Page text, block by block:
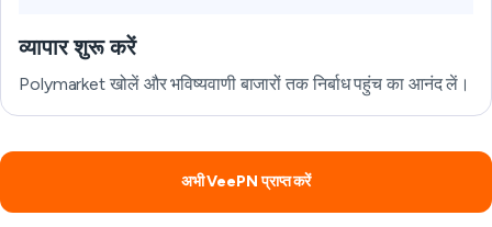
व्यापार शुरू करें
Polymarket खोलें और भविष्यवाणी बाजारों तक निर्बाध पहुंच का आनंद लें।
अभी VeePN प्राप्त करें